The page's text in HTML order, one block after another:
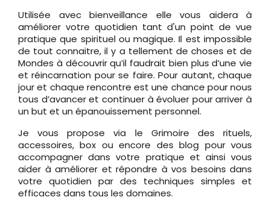
Utilisée avec bienveillance elle vous aidera à
améliorer votre quotidien tant d'un point de vue
pratique que spirituel ou magique. Il est impossible
de tout connaitre, il y a tellement de choses et de
Mondes à découvrir qu’il faudrait bien plus d’une vie
et réincarnation pour se faire. Pour autant, chaque
jour et chaque rencontre est une chance pour nous
tous d’avancer et continuer à évoluer pour arriver à
un but et un épanouissement personnel.
Je vous propose via le Grimoire des rituels,
accessoires, box ou encore des blog pour vous
accompagner dans votre pratique et ainsi vous
aider à améliorer et répondre à vos besoins dans
votre quotidien par des techniques simples et
efficaces dans tous les domaines.